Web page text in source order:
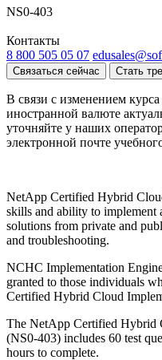
NS0-403
Контакты
8 800 505 05 07
Связаться сейчас Стать
В связи с изменением
иностранной валюте
уточняйте у наших
электронной почте
NetApp Certified Hybrid
skills and ability to
solutions from private and
and troubleshooting.
NCHC Implementation
granted to those individuals
Certified Hybrid Cloud
The NetApp Certified Hybrid
(NS0-403) includes 60 test
hours to complete.